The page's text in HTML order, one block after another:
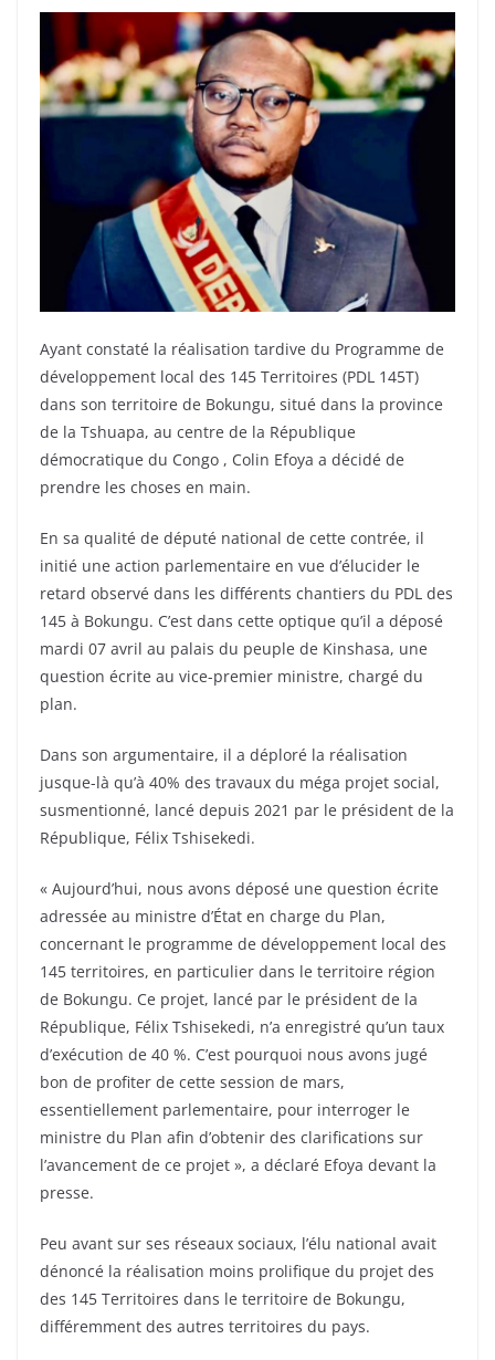
Ayant constaté la réalisation tardive du Programme de
développement local des 145 Territoires (PDL 145T)
dans son territoire de Bokungu, situé dans la province
de la Tshuapa, au centre de la République
démocratique du Congo , Colin Efoya a décidé de
prendre les choses en main.
En sa qualité de député national de cette contrée, il
initié une action parlementaire en vue d’élucider le
retard observé dans les différents chantiers du PDL des
145 à Bokungu. C’est dans cette optique qu’il a déposé
mardi 07 avril au palais du peuple de Kinshasa, une
question écrite au vice-premier ministre, chargé du
plan.
Dans son argumentaire, il a déploré la réalisation
jusque-là qu’à 40% des travaux du méga projet social,
susmentionné, lancé depuis 2021 par le président de la
République, Félix Tshisekedi.
« Aujourd’hui, nous avons déposé une question écrite
adressée au ministre d’État en charge du Plan,
concernant le programme de développement local des
145 territoires, en particulier dans le territoire région
de Bokungu. Ce projet, lancé par le président de la
République, Félix Tshisekedi, n’a enregistré qu’un taux
d’exécution de 40 %. C’est pourquoi nous avons jugé
bon de profiter de cette session de mars,
essentiellement parlementaire, pour interroger le
ministre du Plan afin d’obtenir des clarifications sur
l’avancement de ce projet », a déclaré Efoya devant la
presse.
Peu avant sur ses réseaux sociaux, l’élu national avait
dénoncé la réalisation moins prolifique du projet des
des 145 Territoires dans le territoire de Bokungu,
différemment des autres territoires du pays.